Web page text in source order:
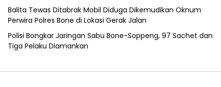
Balita Tewas Ditabrak Mobil Diduga Dikemudikan Oknum
Perwira Polres Bone di Lokasi Gerak Jalan
Polisi Bongkar Jaringan Sabu Bone-Soppeng, 97 Sachet dan
Tiga Pelaku Diamankan